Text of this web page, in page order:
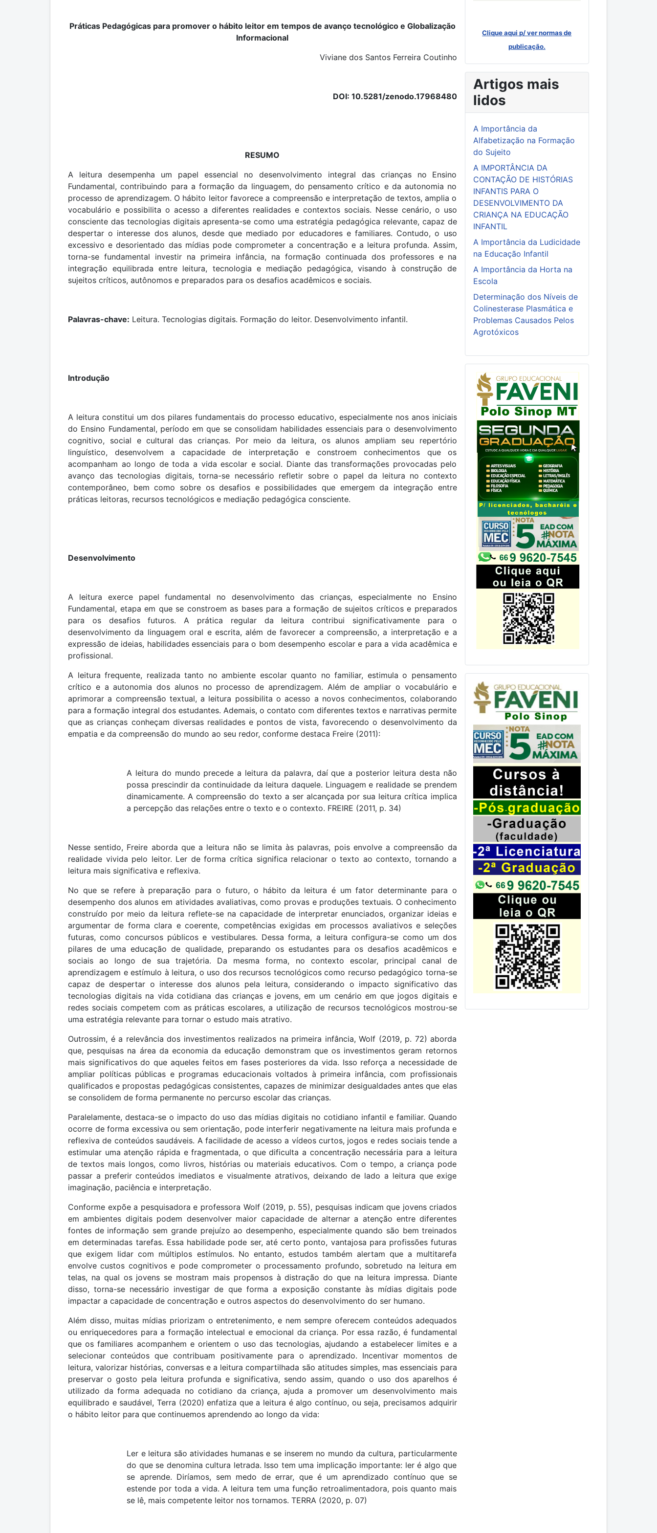
Práticas Pedagógicas para promover o hábito leitor em tempos de avanço tecnológico e Globalização
Informacional
Viviane dos Santos Ferreira Coutinho
DOI: 10.5281/zenodo.17968480
RESUMO
A leitura desempenha um papel essencial no desenvolvimento integral das crianças no Ensino
Fundamental, contribuindo para a formação da linguagem, do pensamento crítico e da autonomia no
processo de aprendizagem. O hábito leitor favorece a compreensão e interpretação de textos, amplia o
vocabulário e possibilita o acesso a diferentes realidades e contextos sociais. Nesse cenário, o uso
consciente das tecnologias digitais apresenta-se como uma estratégia pedagógica relevante, capaz de
despertar o interesse dos alunos, desde que mediado por educadores e familiares. Contudo, o uso
excessivo e desorientado das mídias pode comprometer a concentração e a leitura profunda. Assim,
torna-se fundamental investir na primeira infância, na formação continuada dos professores e na
integração equilibrada entre leitura, tecnologia e mediação pedagógica, visando à construção de
sujeitos críticos, autônomos e preparados para os desafios acadêmicos e sociais.
Palavras-chave: Leitura. Tecnologias digitais. Formação do leitor. Desenvolvimento infantil.
Introdução
A leitura constitui um dos pilares fundamentais do processo educativo, especialmente nos anos iniciais
do Ensino Fundamental, período em que se consolidam habilidades essenciais para o desenvolvimento
cognitivo, social e cultural das crianças. Por meio da leitura, os alunos ampliam seu repertório
linguístico, desenvolvem a capacidade de interpretação e constroem conhecimentos que os
acompanham ao longo de toda a vida escolar e social. Diante das transformações provocadas pelo
avanço das tecnologias digitais, torna-se necessário refletir sobre o papel da leitura no contexto
contemporâneo, bem como sobre os desafios e possibilidades que emergem da integração entre
práticas leitoras, recursos tecnológicos e mediação pedagógica consciente.
Desenvolvimento
A leitura exerce papel fundamental no desenvolvimento das crianças, especialmente no Ensino
Fundamental, etapa em que se constroem as bases para a formação de sujeitos críticos e preparados
para os desafios futuros. A prática regular da leitura contribui significativamente para o
desenvolvimento da linguagem oral e escrita, além de favorecer a compreensão, a interpretação e a
expressão de ideias, habilidades essenciais para o bom desempenho escolar e para a vida acadêmica e
profissional.
A leitura frequente, realizada tanto no ambiente escolar quanto no familiar, estimula o pensamento
crítico e a autonomia dos alunos no processo de aprendizagem. Além de ampliar o vocabulário e
aprimorar a compreensão textual, a leitura possibilita o acesso a novos conhecimentos, colaborando
para a formação integral dos estudantes. Ademais, o contato com diferentes textos e narrativas permite
que as crianças conheçam diversas realidades e pontos de vista, favorecendo o desenvolvimento da
empatia e da compreensão do mundo ao seu redor, conforme destaca Freire (2011):
A leitura do mundo precede a leitura da palavra, daí que a posterior leitura desta não
possa prescindir da continuidade da leitura daquele. Linguagem e realidade se prendem
dinamicamente. A compreensão do texto a ser alcançada por sua leitura crítica implica
a percepção das relações entre o texto e o contexto. FREIRE (2011, p. 34)
Nesse sentido, Freire aborda que a leitura não se limita às palavras, pois envolve a compreensão da
realidade vivida pelo leitor. Ler de forma crítica significa relacionar o texto ao contexto, tornando a
leitura mais significativa e reflexiva.
No que se refere à preparação para o futuro, o hábito da leitura é um fator determinante para o
desempenho dos alunos em atividades avaliativas, como provas e produções textuais. O conhecimento
construído por meio da leitura reflete-se na capacidade de interpretar enunciados, organizar ideias e
argumentar de forma clara e coerente, competências exigidas em processos avaliativos e seleções
futuras, como concursos públicos e vestibulares. Dessa forma, a leitura configura-se como um dos
pilares de uma educação de qualidade, preparando os estudantes para os desafios acadêmicos e
sociais ao longo de sua trajetória. Da mesma forma, no contexto escolar, principal canal de
aprendizagem e estímulo à leitura, o uso dos recursos tecnológicos como recurso pedagógico torna-se
capaz de despertar o interesse dos alunos pela leitura, considerando o impacto significativo das
tecnologias digitais na vida cotidiana das crianças e jovens, em um cenário em que jogos digitais e
redes sociais competem com as práticas escolares, a utilização de recursos tecnológicos mostrou-se
uma estratégia relevante para tornar o estudo mais atrativo.
Outrossim, é a relevância dos investimentos realizados na primeira infância, Wolf (2019, p. 72) aborda
que, pesquisas na área da economia da educação demonstram que os investimentos geram retornos
mais significativos do que aqueles feitos em fases posteriores da vida. Isso reforça a necessidade de
ampliar políticas públicas e programas educacionais voltados à primeira infância, com profissionais
qualificados e propostas pedagógicas consistentes, capazes de minimizar desigualdades antes que elas
se consolidem de forma permanente no percurso escolar das crianças.
Paralelamente, destaca-se o impacto do uso das mídias digitais no cotidiano infantil e familiar. Quando
ocorre de forma excessiva ou sem orientação, pode interferir negativamente na leitura mais profunda e
reflexiva de conteúdos saudáveis. A facilidade de acesso a vídeos curtos, jogos e redes sociais tende a
estimular uma atenção rápida e fragmentada, o que dificulta a concentração necessária para a leitura
de textos mais longos, como livros, histórias ou materiais educativos. Com o tempo, a criança pode
passar a preferir conteúdos imediatos e visualmente atrativos, deixando de lado a leitura que exige
imaginação, paciência e interpretação.
Conforme expõe a pesquisadora e professora Wolf (2019, p. 55), pesquisas indicam que jovens criados
em ambientes digitais podem desenvolver maior capacidade de alternar a atenção entre diferentes
fontes de informação sem grande prejuízo ao desempenho, especialmente quando são bem treinados
em determinadas tarefas. Essa habilidade pode ser, até certo ponto, vantajosa para profissões futuras
que exigem lidar com múltiplos estímulos. No entanto, estudos também alertam que a multitarefa
envolve custos cognitivos e pode comprometer o processamento profundo, sobretudo na leitura em
telas, na qual os jovens se mostram mais propensos à distração do que na leitura impressa. Diante
disso, torna-se necessário investigar de que forma a exposição constante às mídias digitais pode
impactar a capacidade de concentração e outros aspectos do desenvolvimento do ser humano.
Além disso, muitas mídias priorizam o entretenimento, e nem sempre oferecem conteúdos adequados
ou enriquecedores para a formação intelectual e emocional da criança. Por essa razão, é fundamental
que os familiares acompanhem e orientem o uso das tecnologias, ajudando a estabelecer limites e a
selecionar conteúdos que contribuam positivamente para o aprendizado. Incentivar momentos de
leitura, valorizar histórias, conversas e a leitura compartilhada são atitudes simples, mas essenciais para
preservar o gosto pela leitura profunda e significativa, sendo assim, quando o uso dos aparelhos é
utilizado da forma adequada no cotidiano da criança, ajuda a promover um desenvolvimento mais
equilibrado e saudável, Terra (2020) enfatiza que a leitura é algo contínuo, ou seja, precisamos adquirir
o hábito leitor para que continuemos aprendendo ao longo da vida:
Ler e leitura são atividades humanas e se inserem no mundo da cultura, particularmente
do que se denomina cultura letrada. Isso tem uma implicação importante: ler é algo que
se aprende. Diríamos, sem medo de errar, que é um aprendizado contínuo que se
estende por toda a vida. A leitura tem uma função retroalimentadora, pois quanto mais
se lê, mais competente leitor nos tornamos. TERRA (2020, p. 07)
Clique aqui p/ ver normas de
publicação.
Artigos mais
lidos
A Importância da
Alfabetização na Formação
do Sujeito
A IMPORTÂNCIA DA
CONTAÇÃO DE HISTÓRIAS
INFANTIS PARA O
DESENVOLVIMENTO DA
CRIANÇA NA EDUCAÇÃO
INFANTIL
A Importância da Ludicidade
na Educação Infantil
A Importância da Horta na
Escola
Determinação dos Níveis de
Colinesterase Plasmática e
Problemas Causados Pelos
Agrotóxicos